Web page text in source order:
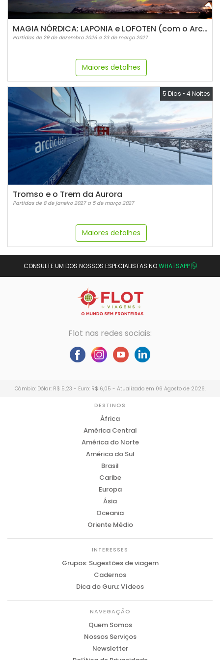
MAGIA NÓRDICA: LAPONIA e LOFOTEN (com o Arctic Train)
Partidas de 29 de dezembro 2026 a 23 de março 2027
Maiores detalhes
5 Dias • 4 Noites
Tromso e o Trem da Aurora
Partidas de 8 de janeiro 2027 a 5 de março 2027
Maiores detalhes
CONSULTE UM DOS NOSSOS ESPECIALISTAS NOWHATSAPP
Flot nas redes sociais:
Câmbio: Dólar: R$ 5,23 - Euro: R$ 6,05 - Atualizado em 06 Agosto de 2026.
DESTINOS
África
América Central
América do Norte
América do Sul
Brasil
Caribe
Europa
Ásia
Oceania
Oriente Médio
INTERESSES
Grupos: Sugestões de viagem
Cadernos
Dica do Guru: Vídeos
NAVEGAÇÃO
Quem Somos
Nossos Serviços
Newsletter